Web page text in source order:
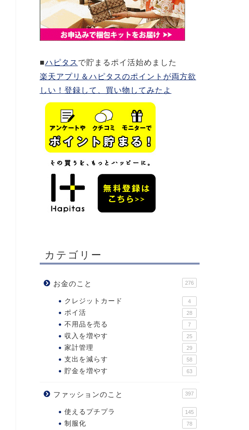
■ハピタス で貯まるポイ活始めました
楽天アプリ＆ハピタスのポイントが両方欲
しい！登録して、買い物してみたよ
カテゴリー
お金のこと 276
クレジットカード 4
ポイ活 28
不用品を売る 7
収入を増やす 25
家計管理 29
支出を減らす 58
貯金を増やす 63
ファッションのこと 397
使えるプチプラ 145
制服化 78